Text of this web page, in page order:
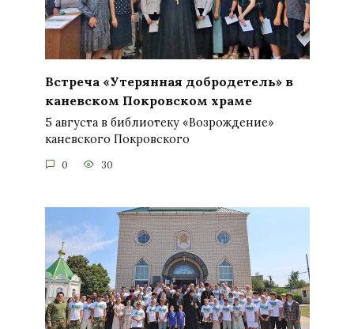
Встреча «Утерянная добродетель» в
каневском Покровском храме
5 августа в библиотеку «Возрождение»
каневского Покровского
0 30